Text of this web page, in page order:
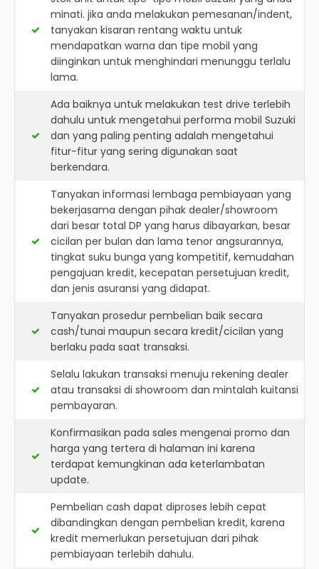
minati. jika anda melakukan pemesanan/indent,
tanyakan kisaran rentang waktu untuk
mendapatkan warna dan tipe mobil yang
diinginkan untuk menghindari menunggu terlalu
lama.
Ada baiknya untuk melakukan test drive terlebih
dahulu untuk mengetahui performa mobil Suzuki
dan yang paling penting adalah mengetahui
fitur-fitur yang sering digunakan saat
berkendara.
Tanyakan informasi lembaga pembiayaan yang
bekerjasama dengan pihak dealer/showroom
dari besar total DP yang harus dibayarkan, besar
cicilan per bulan dan lama tenor angsurannya,
tingkat suku bunga yang kompetitif, kemudahan
pengajuan kredit, kecepatan persetujuan kredit,
dan jenis asuransi yang didapat.
Tanyakan prosedur pembelian baik secara
cash/tunai maupun secara kredit/cicilan yang
berlaku pada saat transaksi.
Selalu lakukan transaksi menuju rekening dealer
atau transaksi di showroom dan mintalah kuitansi
pembayaran.
Konfirmasikan pada sales mengenai promo dan
harga yang tertera di halaman ini karena
terdapat kemungkinan ada keterlambatan
update.
Pembelian cash dapat diproses lebih cepat
dibandingkan dengan pembelian kredit, karena
kredit memerlukan persetujuan dari pihak
pembiayaan terlebih dahulu.